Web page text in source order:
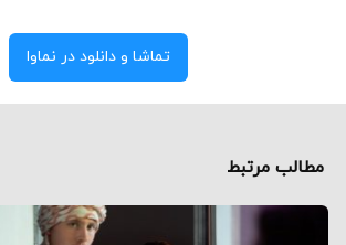
تماشا و دانلود در نماوا
مطالب مرتبط